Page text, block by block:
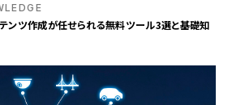
ンツ作成が任せられる無料ツール3選と基礎知